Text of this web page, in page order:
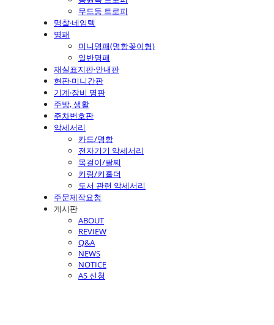
무드등 트로피
명찰·네임텍
명패
미니명패(명함꽂이형)
일반명패
재실표지판·안내판
현판·미니간판
기계·장비 명판
주방, 생활
주차번호판
악세서리
카드/명함
전자기기 악세서리
목걸이/팔찌
키링/키홀더
도서 관련 악세서리
주문제작요청
게시판
ABOUT
REVIEW
Q&A
NEWS
NOTICE
AS 신청